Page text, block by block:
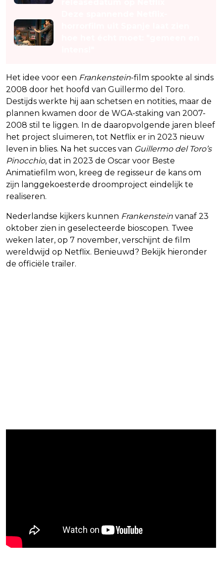
Het idee voor een Frankenstein-film spookte al sinds
2008 door het hoofd van Guillermo del Toro.
Destijds werkte hij aan schetsen en notities, maar de
plannen kwamen door de WGA-staking van 2007-
2008 stil te liggen. In de daaropvolgende jaren bleef
het project sluimeren, tot Netflix er in 2023 nieuw
leven in blies. Na het succes van Guillermo del Toro’s
Pinocchio, dat in 2023 de Oscar voor Beste
Animatiefilm won, kreeg de regisseur de kans om
zijn langgekoesterde droomproject eindelijk te
realiseren.
Nederlandse kijkers kunnen Frankenstein vanaf 23
oktober zien in geselecteerde bioscopen. Twee
weken later, op 7 november, verschijnt de film
wereldwijd op Netflix. Benieuwd? Bekijk hieronder
de officiële trailer.